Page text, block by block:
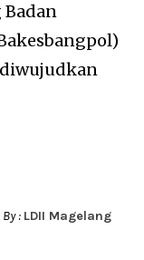
: LDII Magelang